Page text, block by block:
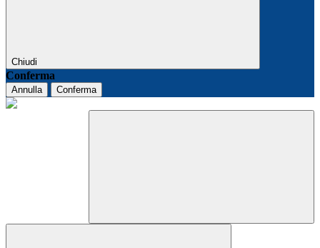
Chiudi
Conferma
Annulla Conferma